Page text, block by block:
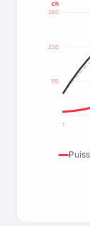
110
220
340
ch
1